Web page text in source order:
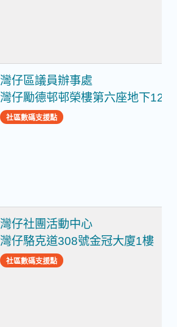
灣仔區議員辦事處
灣仔勵德邨邨榮樓第六座地下12
社區數碼支援點
灣仔社團活動中心
灣仔駱克道308號金冠大廈1樓
社區數碼支援點